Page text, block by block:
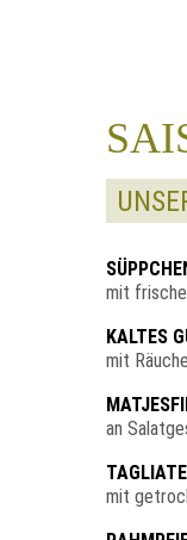
mit
KALTES
mit
an
mit